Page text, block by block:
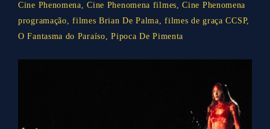
Cine Phenomena,Cine Phenomena filmes,Cine Phenomena
programação,filmes Brian De Palma,filmes de graça CCSP,
O Fantasma do Paraíso,Pipoca De Pimenta